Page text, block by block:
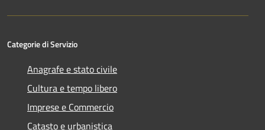
Categorie di Servizio
Anagrafe e stato civile
Cultura e tempo libero
Imprese e Commercio
Catasto e urbanistica